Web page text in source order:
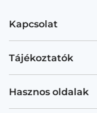
Kapcsolat
Tájékoztatók
Hasznos oldalak